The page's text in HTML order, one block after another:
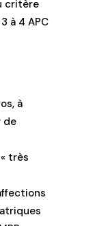
critère
à 4 APC
à
de
très